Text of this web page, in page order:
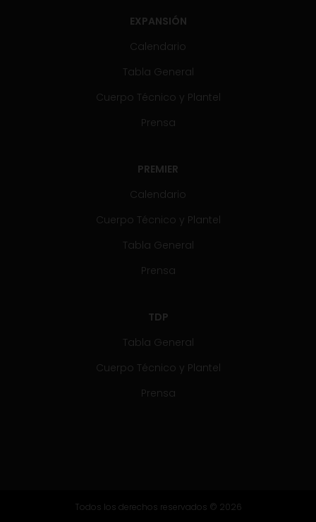
EXPANSIÓN
Calendario
Tabla General
Cuerpo Técnico y Plantel
Prensa
PREMIER
Calendario
Cuerpo Técnico y Plantel
Tabla General
Prensa
TDP
Tabla General
Cuerpo Técnico y Plantel
Prensa
Todos los derechos reservados © 2026